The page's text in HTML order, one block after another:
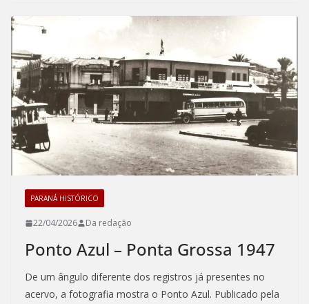
o
k
o
n
PARANÁ HISTÓRICO
22/04/2026 Da redação
Ponto Azul – Ponta Grossa 1947
De um ângulo diferente dos registros já presentes no
acervo, a fotografia mostra o Ponto Azul. Publicado pela